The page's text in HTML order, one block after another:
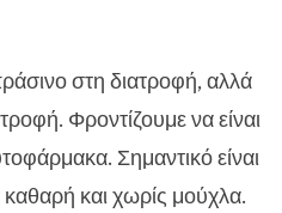
στη διατροφή, αλλά
Φροντίζουμε να είναι
Σημαντικό είναι
και χωρίς μούχλα.